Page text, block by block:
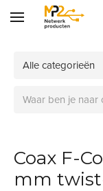
Alle categorieën
Coax F-
mm